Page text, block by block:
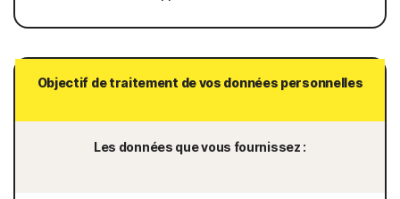
Objectif de traitement de vos données personnelles
Les données que vous fournissez :